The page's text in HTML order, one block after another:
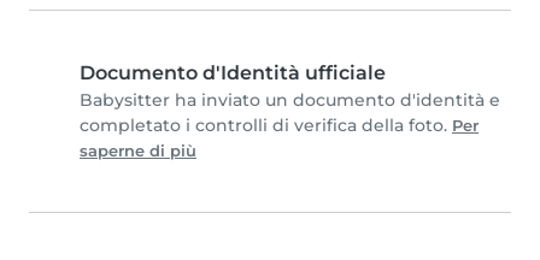
Documento d'Identità ufficiale
Babysitter ha inviato un documento d'identità e
completato i controlli di verifica della foto. Per
saperne di più